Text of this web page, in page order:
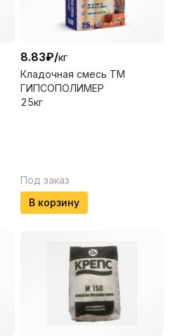
8.83₽/кг
Кладочная смесь ТМ
ГИПСОПОЛИМЕР
25кг
Под заказ
В корзину